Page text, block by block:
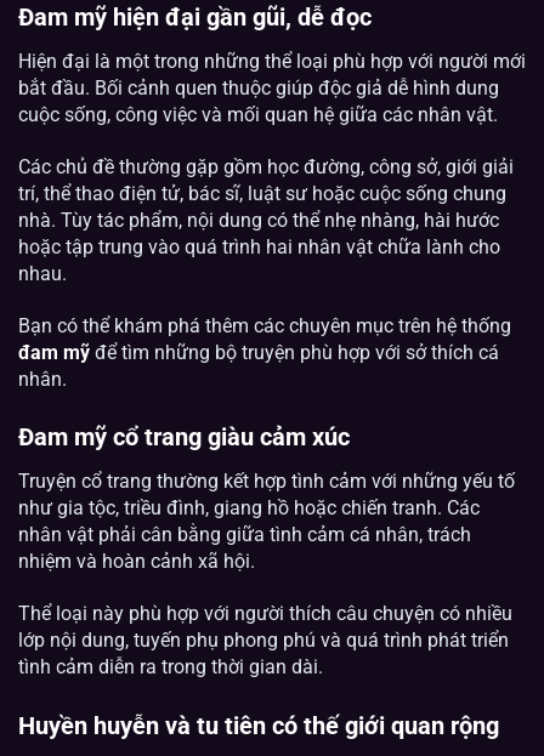
Đam mỹ hiện đại gần gũi, dễ đọc
Hiện đại là một trong những thể loại phù hợp với người mới
bắt đầu. Bối cảnh quen thuộc giúp độc giả dễ hình dung
cuộc sống, công việc và mối quan hệ giữa các nhân vật.
Các chủ đề thường gặp gồm học đường, công sở, giới giải
trí, thể thao điện tử, bác sĩ, luật sư hoặc cuộc sống chung
nhà. Tùy tác phẩm, nội dung có thể nhẹ nhàng, hài hước
hoặc tập trung vào quá trình hai nhân vật chữa lành cho
nhau.
Bạn có thể khám phá thêm các chuyên mục trên hệ thống
đam mỹ để tìm những bộ truyện phù hợp với sở thích cá
nhân.
Đam mỹ cổ trang giàu cảm xúc
Truyện cổ trang thường kết hợp tình cảm với những yếu tố
như gia tộc, triều đình, giang hồ hoặc chiến tranh. Các
nhân vật phải cân bằng giữa tình cảm cá nhân, trách
nhiệm và hoàn cảnh xã hội.
Thể loại này phù hợp với người thích câu chuyện có nhiều
lớp nội dung, tuyến phụ phong phú và quá trình phát triển
tình cảm diễn ra trong thời gian dài.
Huyền huyễn và tu tiên có thế giới quan rộng